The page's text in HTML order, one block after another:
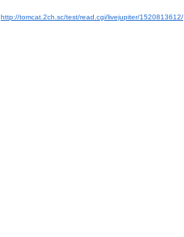
http://tomcat.2ch.sc/test/read.cgi/livejupiter/1520813612/